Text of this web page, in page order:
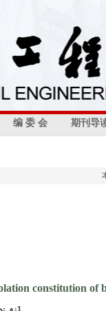
编 委 会 期刊导
constitution of
1